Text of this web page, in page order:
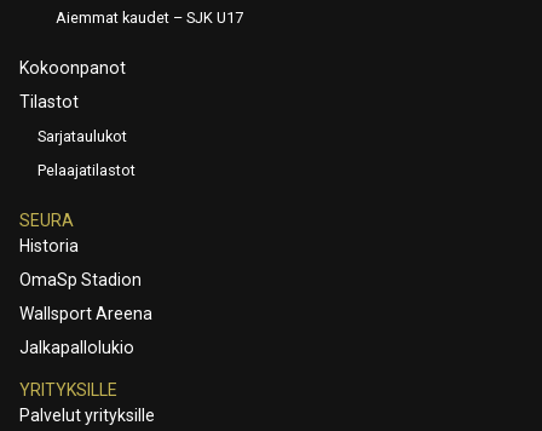
Aiemmat kaudet – SJK U17
Kokoonpanot
Tilastot
Sarjataulukot
Pelaajatilastot
SEURA
Historia
OmaSp Stadion
Wallsport Areena
Jalkapallolukio
YRITYKSILLE
Palvelut yrityksille